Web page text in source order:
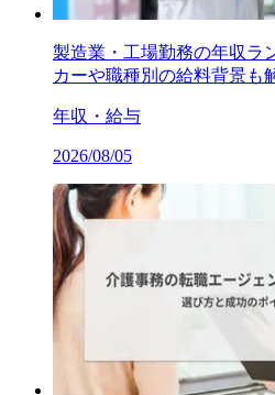
製造業・工場勤務の年収ラ
カーや職種別の給料背景も
年収・給与
2026/08/05